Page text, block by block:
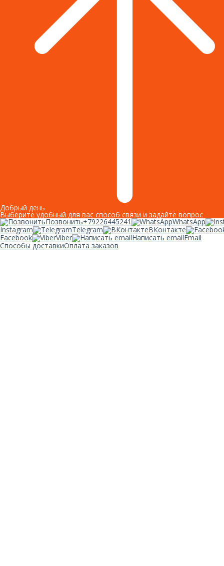
Добрый день
Выберите удобный для вас способ связи и задайте вопрос
Позвонить+79226445241
WhatsApp
Instagram
Telegram
ВКонтакте
Facebook
Viber Написать emailEmail
Способы доставкиОплата заказов